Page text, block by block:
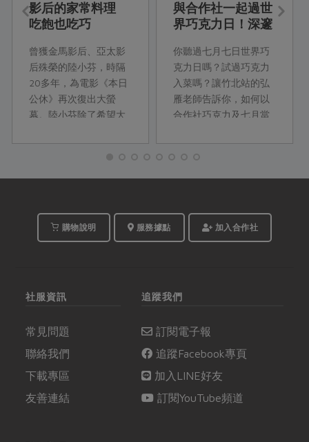
影后的家常料理
吃飽也吃巧
曾獲金馬影后、亞太影
后殊榮的陸小芬，時隔
20多年，為電影《本日
公休》再次復出大螢
幕。陸小芬除了希望大
己找到勇敢的力量，平
時注重養生的她，也為
此示範了兩樣家常菜，
調味，就能端出吃飽也
吃巧的美味料理。」陸
與合作社一起過世
界巧克力日！深邃
饗宴
你聽過七月七日世界巧
克力日嗎？試過巧克力
入菜嗎？讓竹北站的弘
雁老師告訴你，如何以
合作社巧克力及七月當
味的巧克力料理！
購物說明 服務據點 加入合作社
社服資訊
常見問題
聯絡我們
下載專區
友善連結
追蹤我們
訂閱電子報
追蹤Facebook專頁
加入LINE好友
訂閱YouTube頻道